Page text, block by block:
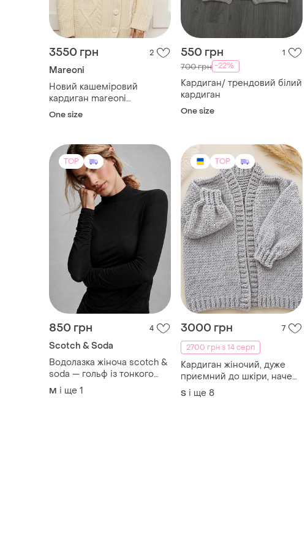
Новий кашеміровий
кардиган mareoni
молочний oversize
(кашемір/меринос)
One size
Кардиган/ трендовий білий
кардиган
One size
TOP
850 грн
Scotch & Soda
Водолазка жіноча scotch &
soda — гольф із тонкого
трикотажного ліоцелу l
і ще 1
TOP
3000 грн
7
2700 грн з 14 серп
Кардиган жіночий, дуже
приємний до шкіри, наче
тонеш в обіймах🤗
необмежений вибір
кольорів, широкий
розмірних ряд. відчуйте
свій осінній затишок🌞